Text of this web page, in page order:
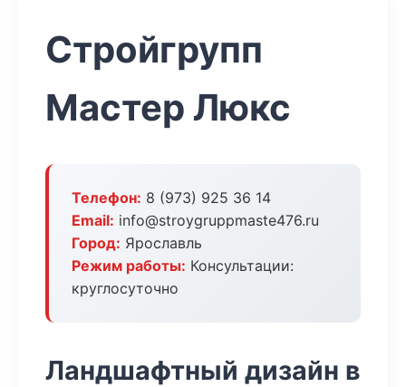
Стройгрупп
Мастер Люкс
Телефон: 8 (973) 925 36 14
Email: info@stroygruppmaste476.ru
Город: Ярославль
Режим работы: Консультации:
круглосуточно
Ландшафтный дизайн в